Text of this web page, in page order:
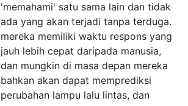
'memahami' satu sama lain dan tidak
ada yang akan terjadi tanpa terduga.
mereka memiliki waktu respons yang
jauh lebih cepat daripada manusia,
dan mungkin di masa depan mereka
bahkan akan dapat memprediksi
perubahan lampu lalu lintas, dan